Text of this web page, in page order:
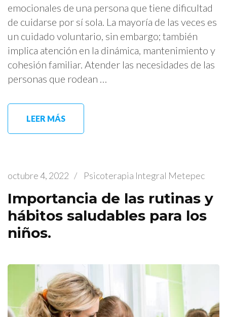
emocionales de una persona que tiene dificultad
de cuidarse por sí sola. La mayoría de las veces es
un cuidado voluntario, sin embargo; también
implica atención en la dinámica, mantenimiento y
cohesión familiar. Atender las necesidades de las
personas que rodean …
LEER MÁS
octubre 4, 2022 / Psicoterapia Integral Metepec
Importancia de las rutinas y
hábitos saludables para los
niños.